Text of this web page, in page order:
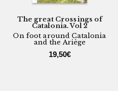
The great Crossings of
Catalonia. Vol 2
On foot around Catalonia
and the Ariège
19,50€